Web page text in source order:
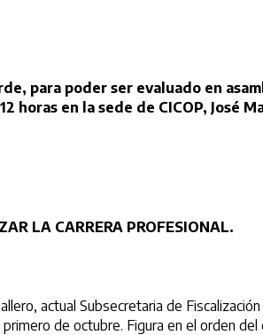
para poder ser evaluado en
horas en la sede de CICOP, José
LA CARRERA PROFESIONAL.
actual Subsecretaria de
de octubre. Figura en el orden del